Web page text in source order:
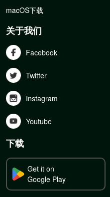
macOS下载
关于我们
Facebook
Twitter
Instagram
Youtube
下载
Get it on
Google Play